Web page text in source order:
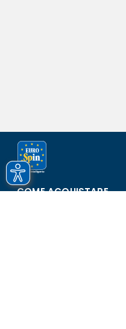
COME ACQUISTARE